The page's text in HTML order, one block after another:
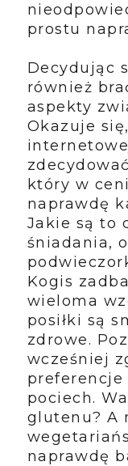
prostu
Decydując
również
aspekty
Okazuje
który w
naprawdę
Jakie są to
śniadania,
Kogis
wieloma
posiłki są
zdrowe.
wcześniej
pociech.
glutenu? A
naprawdę